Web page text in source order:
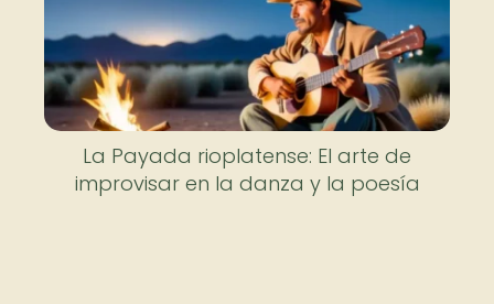
La Payada rioplatense: El arte de
improvisar en la danza y la poesía